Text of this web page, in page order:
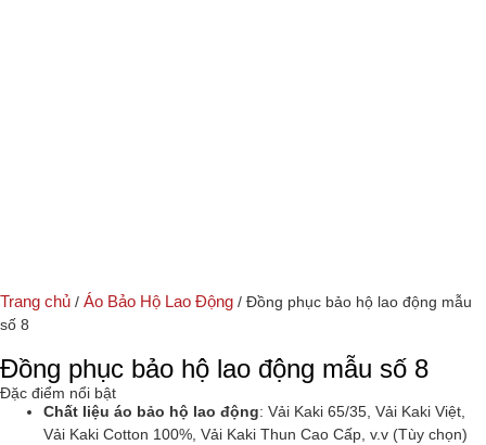
Trang chủ / Áo Bảo Hộ Lao Động / Đồng phục bảo hộ lao động mẫu
số 8
Đồng phục bảo hộ lao động mẫu số 8
Đặc điểm nổi bật
Chất liệu áo bảo hộ lao động: Vải Kaki 65/35, Vải Kaki Việt,
Vải Kaki Cotton 100%, Vải Kaki Thun Cao Cấp, v.v (Tùy chọn)